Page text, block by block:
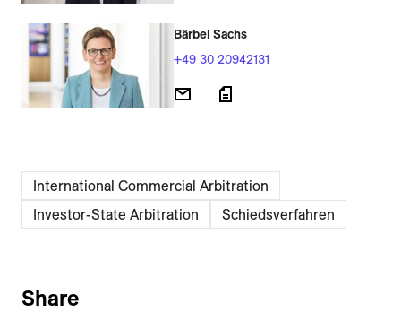
Bärbel Sachs
+49 30 20942131
International Commercial Arbitration
Investor-State Arbitration
Schiedsverfahren
Share